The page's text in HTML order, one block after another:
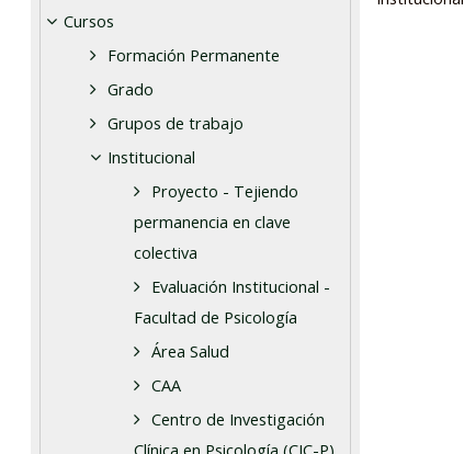
Cursos
Formación Permanente
Grado
Grupos de trabajo
Institucional
Proyecto - Tejiendo
permanencia en clave
colectiva
Evaluación Institucional -
Facultad de Psicología
Área Salud
CAA
Centro de Investigación